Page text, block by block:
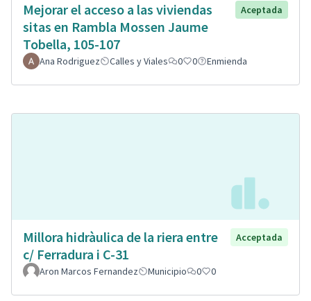
Mejorar el acceso a las viviendas
sitas en Rambla Mossen Jaume
Tobella, 105-107
Aceptada
Ana Rodriguez Calles y Viales 0 0 Enmienda
Millora hidràulica de la riera entre
c/ Ferradura i C-31
Acceptada
Aron Marcos Fernandez Municipio 0 0